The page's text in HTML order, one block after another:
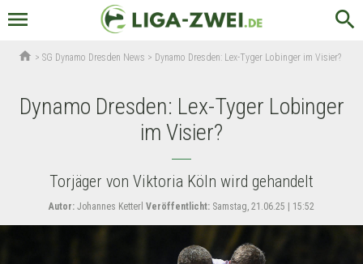
menu search
home >SG Dynamo Dresden News > Dynamo Dresden: Lex-Tyger Lobinger im Visier?
Dynamo Dresden: Lex-Tyger Lobinger
im Visier?
Torjäger von Viktoria Köln wird gehandelt
Autor: Johannes Ketterl Veröffentlicht: Samstag, 21.06.25 | 15:52